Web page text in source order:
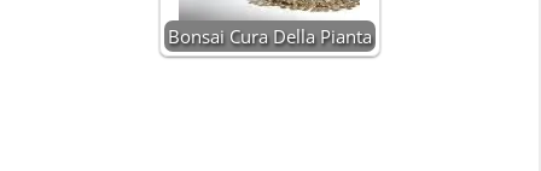
Bonsai Cura Della Pianta